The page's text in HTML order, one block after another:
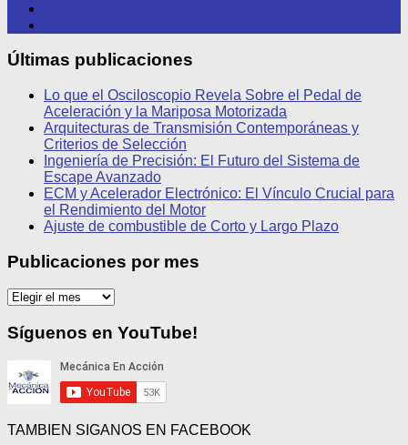
Últimas publicaciones
Lo que el Osciloscopio Revela Sobre el Pedal de
Aceleración y la Mariposa Motorizada
Arquitecturas de Transmisión Contemporáneas y
Criterios de Selección
Ingeniería de Precisión: El Futuro del Sistema de
Escape Avanzado
ECM y Acelerador Electrónico: El Vínculo Crucial para
el Rendimiento del Motor
Ajuste de combustible de Corto y Largo Plazo
Publicaciones por mes
Publicaciones
mes
Síguenos en YouTube!
TAMBIEN SIGANOS EN FACEBOOK